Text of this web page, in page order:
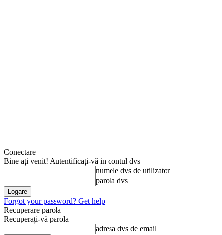
Conectare
Bine ați venit! Autentificați-vă in contul dvs
numele dvs de utilizator
parola dvs
Forgot your password? Get help
Recuperare parola
Recuperați-vă parola
adresa dvs de email